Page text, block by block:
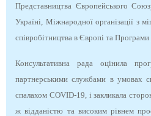
Представництва Європейського
Україні, Міжнародної організації з
співробітництва в Європі та
Консультативна рада оцінила
партнерськими службами в умовах
спалахом COVID-19, і закликала
ж відданістю та високим рівнем